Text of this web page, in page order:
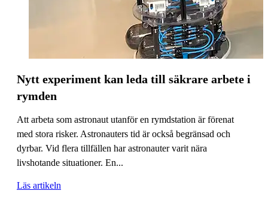
Nytt experiment kan leda till säkrare arbete i
rymden
Att arbeta som astronaut utanför en rymdstation är förenat
med stora risker. Astronauters tid är också begränsad och
dyrbar. Vid flera tillfällen har astronauter varit nära
livshotande situationer. En...
Läs artikeln